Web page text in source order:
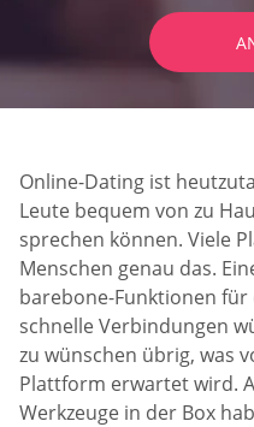
Online-Dating ist
Leute bequem von zu
sprechen können. Viele
Menschen genau das.
barebone-Funktionen
schnelle Verbindungen
zu wünschen übrig, was
Plattform erwartet wird.
Werkzeuge in der Box